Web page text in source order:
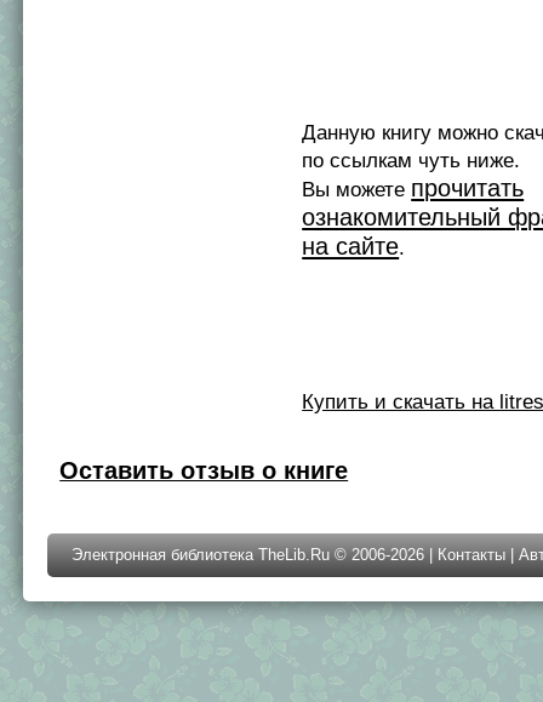
Данную книгу можно
по ссылкам чуть ниже.
Вы можете прочитать
ознакомительный
на сайте.
Купить и скачать на
Оставить отзыв о книге
Электронная библиотека TheLib.Ru © 2006-2026 | Контакты |